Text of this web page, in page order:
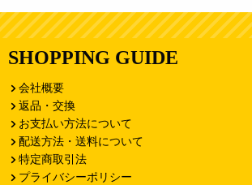
SHOPPING GUIDE
会社概要
返品・交換
お支払い方法について
配送方法・送料について
特定商取引法
プライバシーポリシー